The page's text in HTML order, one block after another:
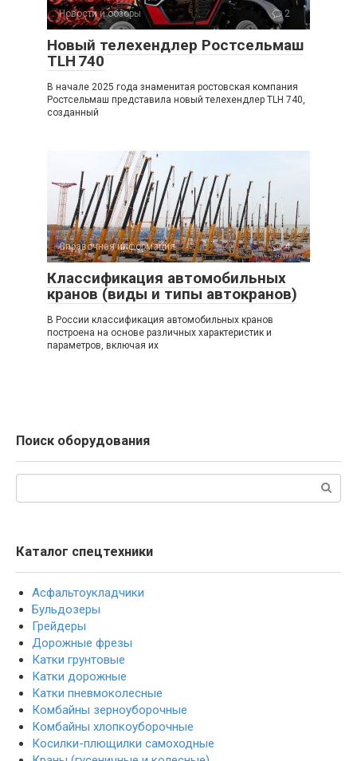
Новости и обзоры 2
Новый телехендлер Ростсельмаш
TLH 740
В начале 2025 года знаменитая ростовская компания
Ростсельмаш представила новый телехендлер TLH 740,
созданный
Справочная информация 4
Классификация автомобильных
кранов (виды и типы автокранов)
В России классификация автомобильных кранов
построена на основе различных характеристик и
параметров, включая их
Поиск оборудования
Каталог спецтехники
Асфальтоукладчики
Бульдозеры
Грейдеры
Дорожные фрезы
Катки грунтовые
Катки дорожные
Катки пневмоколесные
Комбайны зерноуборочные
Комбайны хлопкоуборочные
Косилки-плющилки самоходные